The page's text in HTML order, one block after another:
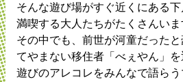
そんな遊び場がすぐ近くにある
満喫する大人たちがたくさんいま
その中でも、前世が河童だった
てやまない移住者「べぇやん」を
遊びのアレコレをみんなで語ら